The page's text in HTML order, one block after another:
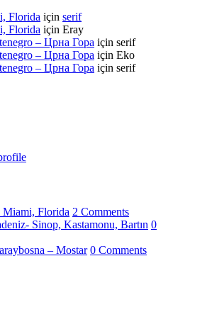
Florida için serif
Florida için Eray
– Црна Гора için serif
– Црна Гора için Eko
– Црна Гора için serif
Florida 2 Comments
Sinop, Kastamonu, Bartın 0
– Mostar 0 Comments